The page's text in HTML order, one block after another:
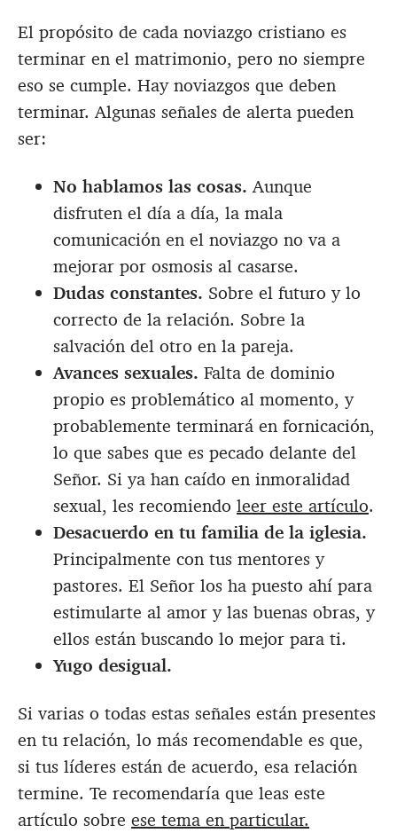
El propósito de cada noviazgo cristiano es
terminar en el matrimonio, pero no siempre
eso se cumple. Hay noviazgos que deben
terminar. Algunas señales de alerta pueden
ser:
No hablamos las cosas. Aunque
disfruten el día a día, la mala
comunicación en el noviazgo no va a
mejorar por osmosis al casarse.
Dudas constantes. Sobre el futuro y lo
correcto de la relación. Sobre la
salvación del otro en la pareja.
Avances sexuales. Falta de dominio
propio es problemático al momento, y
probablemente terminará en fornicación,
lo que sabes que es pecado delante del
Señor. Si ya han caído en inmoralidad
sexual, les recomiendo leer este artículo.
Desacuerdo en tu familia de la iglesia.
Principalmente con tus mentores y
pastores. El Señor los ha puesto ahí para
estimularte al amor y las buenas obras, y
ellos están buscando lo mejor para ti.
Yugo desigual.
Si varias o todas estas señales están presentes
en tu relación, lo más recomendable es que,
si tus líderes están de acuerdo, esa relación
termine. Te recomendaría que leas este
artículo sobre ese tema en particular.